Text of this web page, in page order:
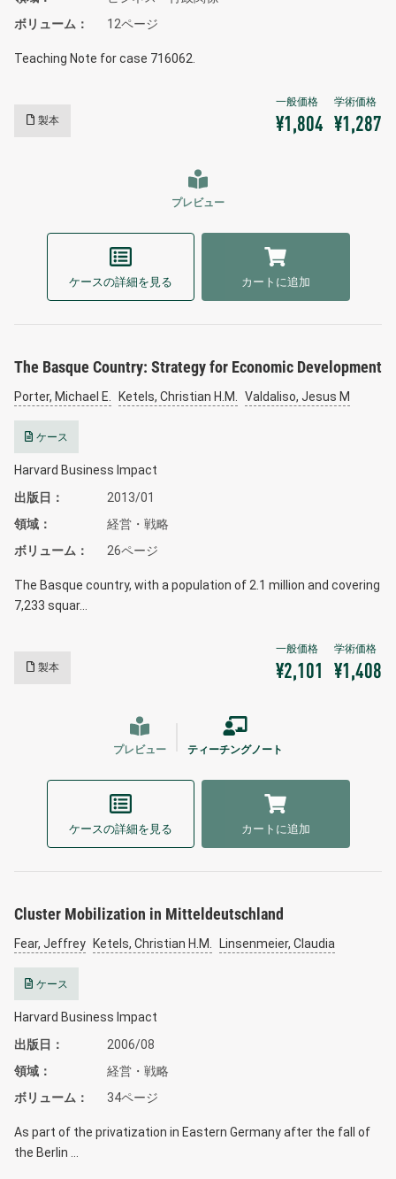
ボリューム
12ページ
Teaching Note for case 716062.
製本 ¥1,804 ¥1,287
プレビュー
ケースの詳細を見る カートに追加
The Basque Country: Strategy for Economic Development
Porter, Michael E. Ketels, Christian H.M. Valdaliso, Jesus M
ケース
Harvard Business Impact
出版日
2013/01
領域
経営・戦略
ボリューム
26ページ
The Basque country, with a population of 2.1 million and covering
7,233 squar…
製本 ¥2,101 ¥1,408
プレビュー ティーチングノート
ケースの詳細を見る カートに追加
Cluster Mobilization in Mitteldeutschland
Fear, Jeffrey Ketels, Christian H.M. Linsenmeier, Claudia
ケース
Harvard Business Impact
出版日
2006/08
領域
経営・戦略
ボリューム
34ページ
As part of the privatization in Eastern Germany after the fall of
the Berlin …